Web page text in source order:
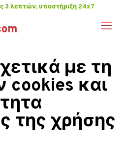
3 λεπτών, υποστήριξη 24x7
με τη
και
της χρήσης